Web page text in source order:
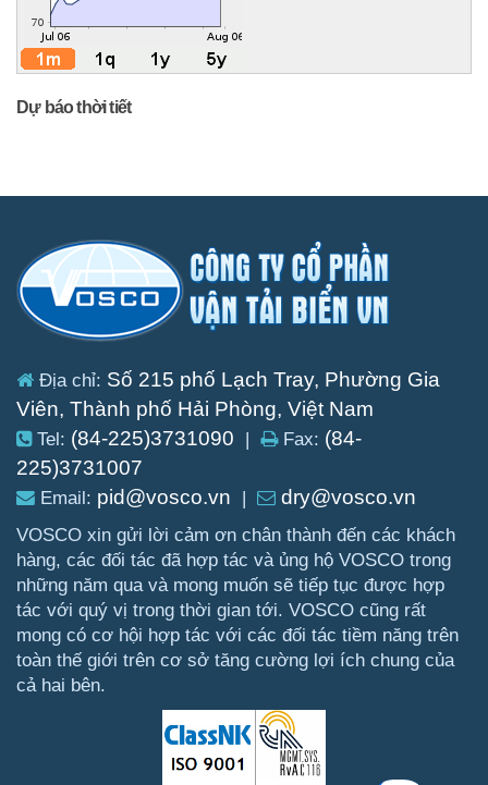
Dự báo thời tiết
Địa chỉ: Số 215 phố Lạch Tray, Phường Gia
Viên, Thành phố Hải Phòng, Việt Nam
Tel: (84-225)3731090 | Fax: (84-
225)3731007
Email: pid@vosco.vn | dry@vosco.vn
VOSCO xin gửi lời cảm ơn chân thành đến các khách
hàng, các đối tác đã hợp tác và ủng hộ VOSCO trong
những năm qua và mong muốn sẽ tiếp tục được hợp
tác với quý vị trong thời gian tới. VOSCO cũng rất
mong có cơ hội hợp tác với các đối tác tiềm năng trên
toàn thế giới trên cơ sở tăng cường lợi ích chung của
cả hai bên.